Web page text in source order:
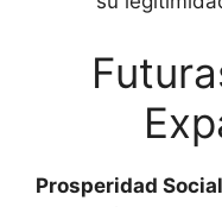
Prosperidad Social